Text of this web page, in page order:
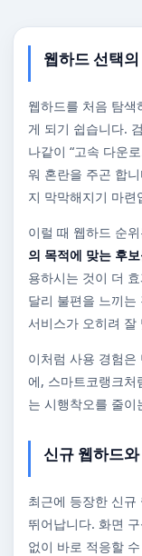
웹하드 선택
웹하드를 처음 탐
게 되기 쉽습니다.
나같이 “고속 다운
워 혼란을 주곤 합
지 막막해지기 마련
이럴 때 웹하드 순
의 목적에 맞는 후
용하시는 것이 더
달리 불편을 느끼
서비스가 오히려 잘
이처럼 사용 경험
에, 스마트코랭크처
는 시행착오를 줄
신규 웹하드
최근에 등장한 신규
뛰어납니다. 화면
없이 바로 적응할